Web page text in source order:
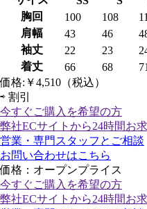
胸回
100 108
肩幅
43 46
袖丈
22 23
着丈
66 68 71
価格: ￥4,510 （税込）
⇨ 割引
今すぐご購入 を希望の方
弊社ECサイトから24時間お
営業・専門スタッフとご相談
お問い合わせはこちら
価格：オープンプライス
今すぐご購入 を希望の方
弊社ECサイトから24時間お